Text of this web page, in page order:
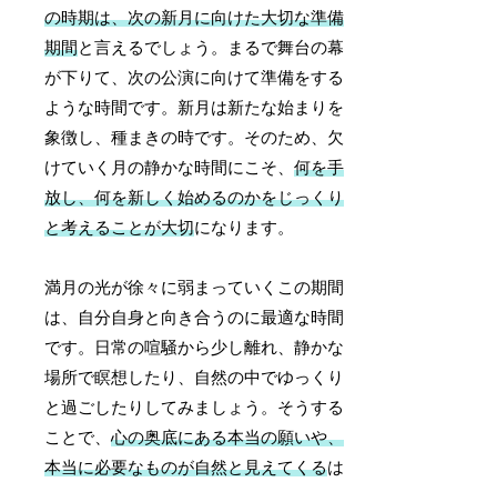
の時期は、次の新月に向けた大切な準備
期間と言えるでしょう。まるで舞台の幕
が下りて、次の公演に向けて準備をする
ような時間です。新月は新たな始まりを
象徴し、種まきの時です。そのため、欠
けていく月の静かな時間にこそ、何を手
放し、何を新しく始めるのかをじっくり
と考えることが大切になります。
満月の光が徐々に弱まっていくこの期間
は、自分自身と向き合うのに最適な時間
です。日常の喧騒から少し離れ、静かな
場所で瞑想したり、自然の中でゆっくり
と過ごしたりしてみましょう。そうする
ことで、心の奥底にある本当の願いや、
本当に必要なものが自然と見えてくるは